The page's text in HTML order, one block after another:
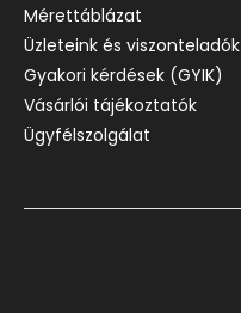
Mérettáblázat
Üzleteink és viszonteladók
Gyakori kérdések (GYIK)
Vásárlói tájékoztatók
Ügyfélszolgálat